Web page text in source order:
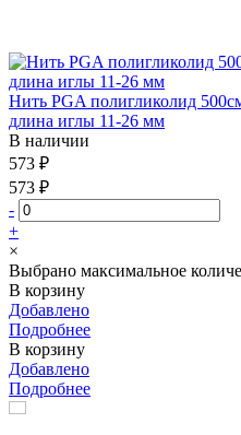
Нить PGA полигликолид
длина иглы 11-26 мм
В наличии
573 ₽
573 ₽
-
+
×
Выбрано максимальное
В корзину
Добавлено
Подробнее
В корзину
Добавлено
Подробнее